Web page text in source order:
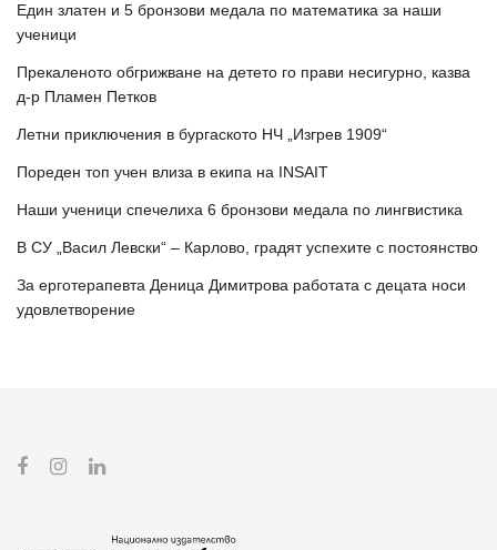
Един златен и 5 бронзови медала по математика за наши
ученици
Прекаленото обгрижване на детето го прави несигурно, казва
д-р Пламен Петков
Летни приключения в бургаското НЧ „Изгрев 1909“
Пореден топ учен влиза в екипа на INSAIT
Наши ученици спечелиха 6 бронзови медала по лингвистика
В СУ „Васил Левски“ – Карлово, градят успехите с постоянство
За ерготерапевта Деница Димитрова работата с децата носи
удовлетворение